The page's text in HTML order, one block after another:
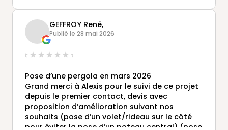
GEFFROY René,
Publié le 28 mai 2026
Pose d’une pergola en mars 2026
Grand merci à Alexis pour le suivi de ce projet
depuis le premier contact, devis avec
proposition d’amélioration suivant nos
souhaits (pose d’un volet/rideau sur le côté
pour éviter la pose d’un poteau central) (pose